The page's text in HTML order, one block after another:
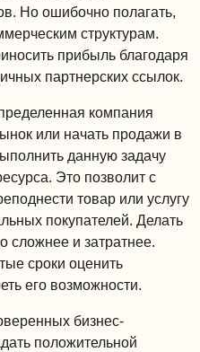
Но ошибочно полагать,
структурам.
прибыль благодаря
партнерских ссылок.
компания
или начать продажи в
данную задачу
Это позволит с
товар или услугу
покупателей. Делать
сложнее и затратнее.
сроки оценить
его возможности.
бизнес-
положительной